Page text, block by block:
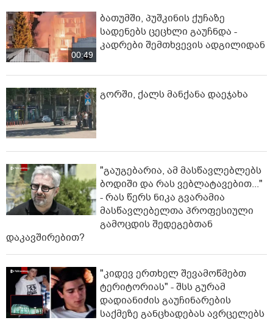
00:49
ბათუმში, პუშკინის ქუჩაზე
სადენებს ცეცხლი გაუჩნდა -
კადრები შემთხვევის ადგილიდან
გორში, ქალს მანქანა დაეჯახა
"გაუგებარია, ამ მასწავლებლებს
ბოდიში და რას ვებლატავებით..."
- რას წერს ნიკა გვარამია
მასწავლებელთა პროფესიული
გამოცდის შედეგებთან
დაკავშირებით?
"კიდევ ერთხელ შევამოწმებთ
ტერიტორიას" - შსს გურამ
დადიანიძის გაუჩინარების
საქმეზე განცხადებას ავრცელებს